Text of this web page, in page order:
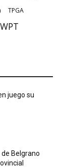
TPGA
WPT
juego su
Belgrano